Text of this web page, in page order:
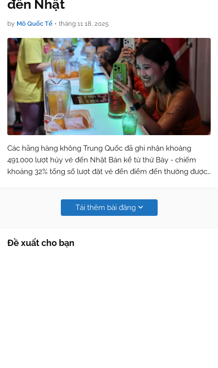
đến Nhật
by Mõ Quốc Tế • tháng 11 18, 2025
Các hãng hàng không Trung Quốc đã ghi nhận khoảng
491.000 lượt hủy vé đến Nhật Bản kể từ thứ Bảy - chiếm
khoảng 32% tổng số lượt đặt vé đến điểm đến thường được
Tải thêm bài đăng
Đề xuất cho bạn